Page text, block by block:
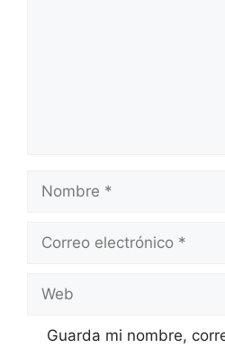
Nombre
Correo
Web
Guarda mi nombre,